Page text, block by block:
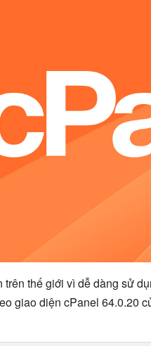
thế giới vì dễ dàng sử
giao diện cPanel 64.0.20